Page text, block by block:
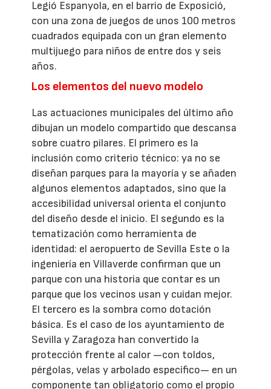
Legió Espanyola, en el barrio de Exposició,
con una zona de juegos de unos 100 metros
cuadrados equipada con un gran elemento
multijuego para niños de entre dos y seis
años.
Los elementos del nuevo modelo
Las actuaciones municipales del último año
dibujan un modelo compartido que descansa
sobre cuatro pilares. El primero es la
inclusión como criterio técnico: ya no se
diseñan parques para la mayoría y se añaden
algunos elementos adaptados, sino que la
accesibilidad universal orienta el conjunto
del diseño desde el inicio. El segundo es la
tematización como herramienta de
identidad: el aeropuerto de Sevilla Este o la
ingeniería en Villaverde confirman que un
parque con una historia que contar es un
parque que los vecinos usan y cuidan mejor.
El tercero es la sombra como dotación
básica. Es el caso de los ayuntamiento de
Sevilla y Zaragoza han convertido la
protección frente al calor —con toldos,
pérgolas, velas y arbolado específico— en un
componente tan obligatorio como el propio